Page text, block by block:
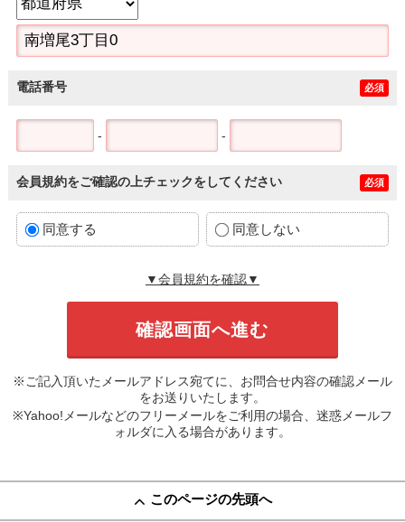
電話番号 必須
- -
会員規約をご確認の上チェックをしてください 必須
同意する 同意しない
▼会員規約を確認▼
※ご記入頂いたメールアドレス宛てに、お問合せ内容の確認メール
をお送りいたします。
※Yahoo!メールなどのフリーメールをご利用の場合、迷惑メールフ
ォルダに入る場合があります。
このページの先頭へ